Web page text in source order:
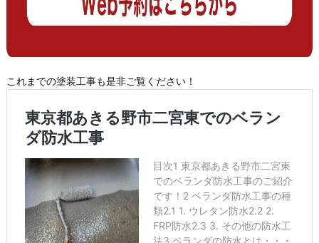
これまでの塗装工事も是非ご覧ください！